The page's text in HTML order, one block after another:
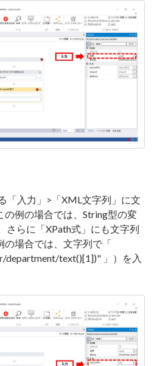
「入力」>「XML文字列」に文
の例の場合では、String型の変
さらに「XPath式」にも文字列
の場合では、文字列で「
department/text()[1])" 」）を入